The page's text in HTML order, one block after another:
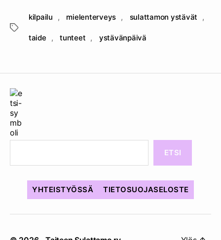
Avainsanat
kilpailu , mielenterveys , sulattamon ystävät ,
taide , tunteet , ystävänpäivä
ETSI
YHTEISTYÖSSÄ TIETOSUOJASELOSTE